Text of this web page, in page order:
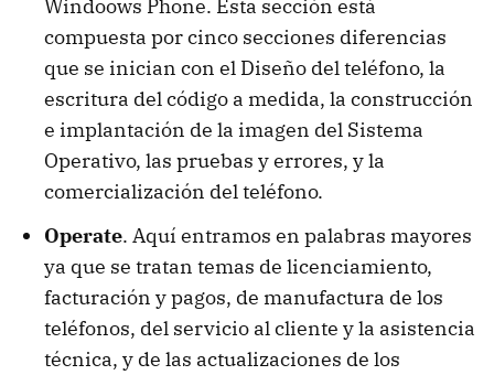
Windoows Phone. Esta sección está
compuesta por cinco secciones diferencias
que se inician con el Diseño del teléfono, la
escritura del código a medida, la construcción
e implantación de la imagen del Sistema
Operativo, las pruebas y errores, y la
comercialización del teléfono.
Operate. Aquí entramos en palabras mayores
ya que se tratan temas de licenciamiento,
facturación y pagos, de manufactura de los
teléfonos, del servicio al cliente y la asistencia
técnica, y de las actualizaciones de los